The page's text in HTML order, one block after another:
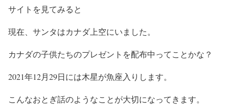
サイトを見てみると
現在、サンタはカナダ上空にいました。
カナダの子供たちのプレゼントを配布中ってことかな？
2021年12月29日には木星が魚座入りします。
こんなおとぎ話のようなことが大切になってきます。